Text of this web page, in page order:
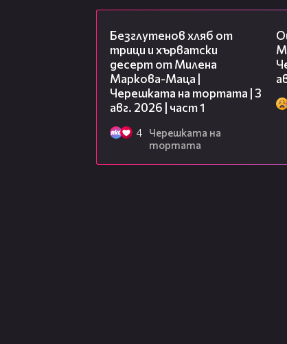
Безглутенов хляб от
трици и хърватски
десерт от Милена
Маркова-Маца |
Черешката на тортата | 3
авг. 2026 | част 1
4
Черешката на
тортата